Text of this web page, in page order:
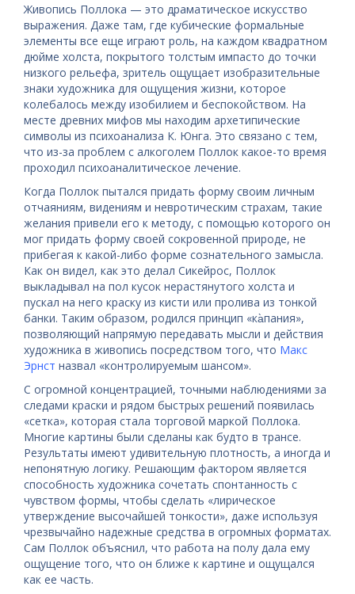
Живопись Поллока — это драматическое искусство
выражения. Даже там, где кубические формальные
элементы все еще играют роль, на каждом квадратном
дюйме холста, покрытого толстым импасто до точки
низкого рельефа, зритель ощущает изобразительные
знаки художника для ощущения жизни, которое
колебалось между изобилием и беспокойством. На
месте древних мифов мы находим архетипические
символы из психоанализа К. Юнга. Это связано с тем,
что из-за проблем с алкоголем Поллок какое-то время
проходил психоаналитическое лечение.
Когда Поллок пытался придать форму своим личным
отчаяниям, видениям и невротическим страхам, такие
желания привели его к методу, с помощью которого он
мог придать форму своей сокровенной природе, не
прибегая к какой-либо форме сознательного замысла.
Как он видел, как это делал Сикейрос, Поллок
выкладывал на пол кусок нерастянутого холста и
пускал на него краску из кисти или пролива из тонкой
банки. Таким образом, родился принцип «ка̀пания»,
позволяющий напрямую передавать мысли и действия
художника в живопись посредством того, что Макс
Эрнст назвал «контролируемым шансом».
С огромной концентрацией, точными наблюдениями за
следами краски и рядом быстрых решений появилась
«сетка», которая стала торговой маркой Поллока.
Многие картины были сделаны как будто в трансе.
Результаты имеют удивительную плотность, а иногда и
непонятную логику. Решающим фактором является
способность художника сочетать спонтанность с
чувством формы, чтобы сделать «лирическое
утверждение высочайшей тонкости», даже используя
чрезвычайно надежные средства в огромных форматах.
Сам Поллок объяснил, что работа на полу дала ему
ощущение того, что он ближе к картине и ощущался
как ее часть.